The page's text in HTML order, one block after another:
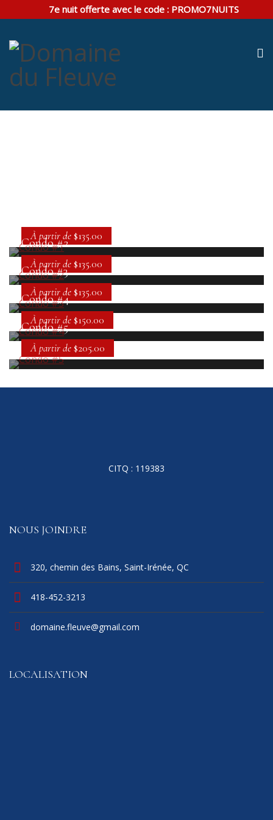
7e nuit offerte avec le code : PROMO7NUITS
À partir de$135.00
Condo #2
À partir de$135.00
Condo #3
À partir de$135.00
Condo #4
À partir de$150.00
Condo #5
À partir de$205.00
CITQ : 119383
NOUS JOINDRE
320, chemin des Bains, Saint-Irénée, QC
418-452-3213
domaine.fleuve@gmail.com
LOCALISATION